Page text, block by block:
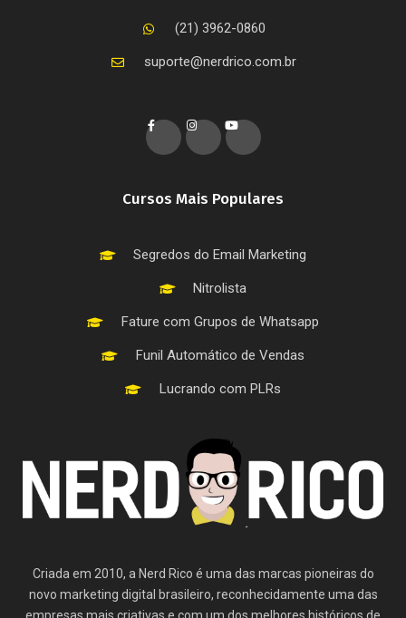
Criada em 2010, a Nerd Rico é uma das marcas pioneiras do
novo marketing digital brasileiro, reconhecidamente uma das
Cursos Mais Populares
Segredos do Email Marketing
Nitrolista
Fature com Grupos de Whatsapp
Funil Automático de Vendas
Lucrando com PLRs
(21) 3962-0860
suporte@nerdrico.com.br